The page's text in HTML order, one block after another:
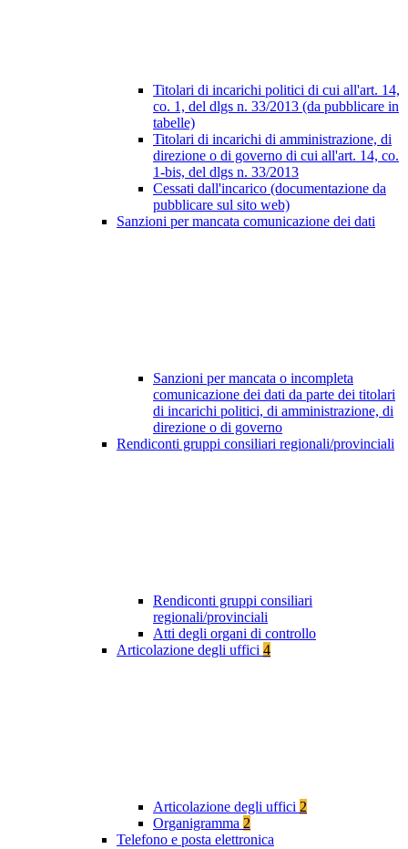
Titolari di incarichi politici di cui all'art. 14,
co. 1, del dlgs n. 33/2013 (da pubblicare in
tabelle)
Titolari di incarichi di amministrazione, di
direzione o di governo di cui all'art. 14, co.
1-bis, del dlgs n. 33/2013
Cessati dall'incarico (documentazione da
pubblicare sul sito web)
Sanzioni per mancata comunicazione dei dati
Sanzioni per mancata o incompleta
comunicazione dei dati da parte dei titolari
di incarichi politici, di amministrazione, di
direzione o di governo
Rendiconti gruppi consiliari regionali/provinciali
Rendiconti gruppi consiliari
regionali/provinciali
Atti degli organi di controllo
Articolazione degli uffici 4
Articolazione degli uffici 2
Organigramma 2
Telefono e posta elettronica